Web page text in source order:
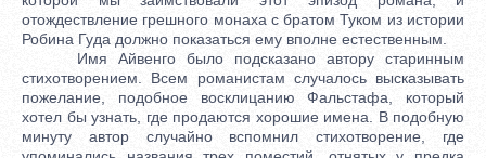
отождествление грешного монаха с братом Туком из истории
Робина Гуда должно показаться ему вполне естественным.
Имя Айвенго было подсказано автору старинным
стихотворением. Всем романистам случалось высказывать
пожелание, подобное восклицанию Фальстафа, который
хотел бы узнать, где продаются хорошие имена. В подобную
минуту автор случайно вспомнил стихотворение, где